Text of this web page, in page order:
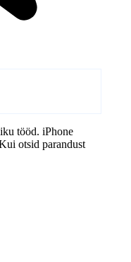
tööd. iPhone
otsid parandust